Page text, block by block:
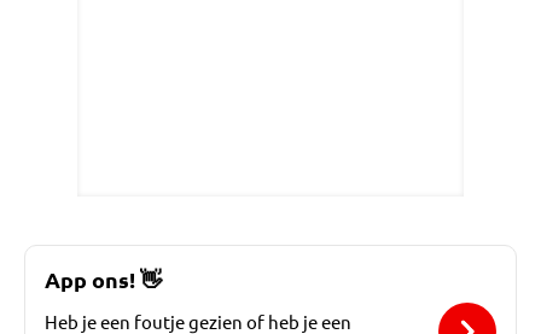
App ons!👋
Heb je een foutje gezien of heb je een